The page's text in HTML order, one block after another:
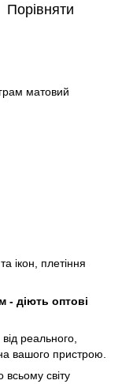
Порівняти
матовий
ікон, плетіння
- діють оптові
реального,
вашого пристрою.
світу